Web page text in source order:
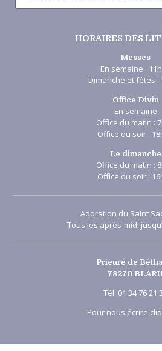
HORAIRES DES
Messes
En semaine :
Dimanche et fêtes :
Office Divin
En semaine
Office du matin :
Office du soir :
Le dimanche
Office du matin :
Office du soir :
Adoration du Saint
Tous les après-midi
Prieuré de
78270
Tél. 01 34 76 21
Pour nous écrire